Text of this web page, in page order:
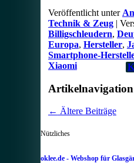
Veröffentlicht unter
Technik & Zeug |
Billigschleudern,
Europa, Hersteller,
Smartphone-
Xiaomi
Artikelnavigation
← Ältere Beiträge
Nützliches
oklee.de - Webshop für